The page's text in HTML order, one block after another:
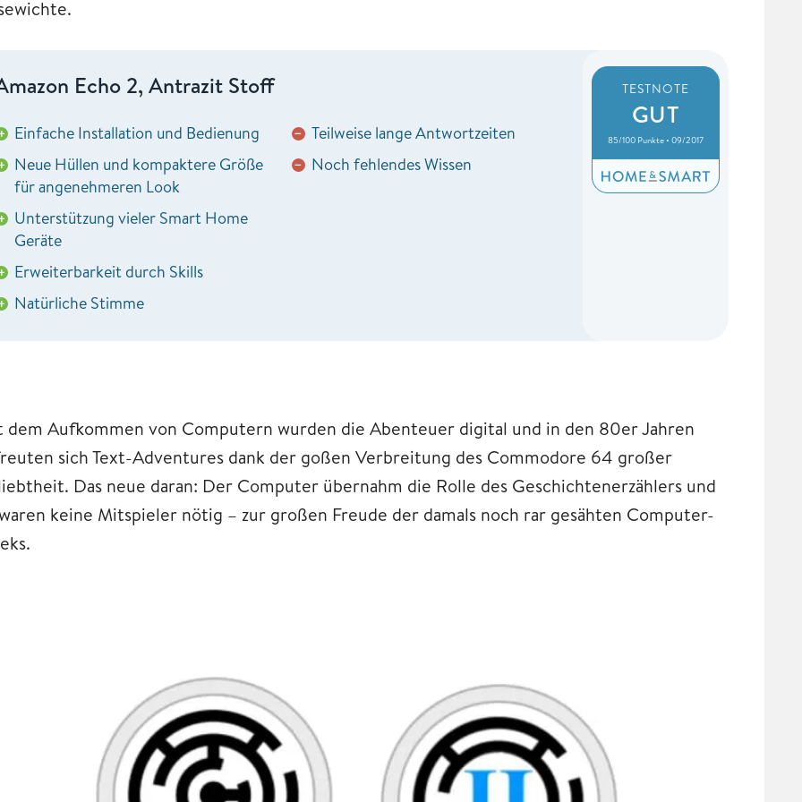
Echo 2, Antrazit Stoff
Einfache Installation und Bedienung
Neue Hüllen und kompaktere Größe
für angenehmeren Look
Unterstützung vieler Smart Home
Geräte
Erweiterbarkeit durch Skills
Natürliche Stimme
− Teilweise lange Antwortzeiten
− Noch fehlendes Wissen
TESTNOTE
GUT
85/100 Punkte • 09/2017
dem Aufkommen von Computern wurden die Abenteuer digital und in den 80er Jahren
sich Text-Adventures dank der goßen Verbreitung des Commodore 64 großer
Das neue daran: Der Computer übernahm die Rolle des Geschichtenerzählers und
keine Mitspieler nötig – zur großen Freude der damals noch rar gesähten Computer-